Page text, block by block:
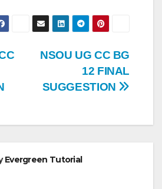
NSOU UG CC BG
12 FINAL
SUGGESTION
Evergreen Tutorial